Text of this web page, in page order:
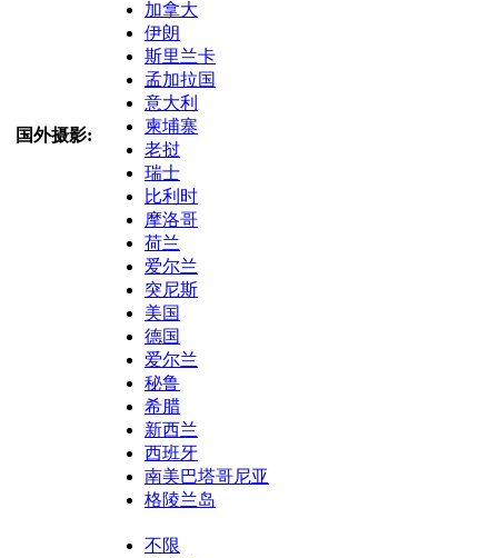
国外摄影:
加拿大
伊朗
斯里兰卡
孟加拉国
意大利
柬埔寨
老挝
瑞士
比利时
摩洛哥
荷兰
爱尔兰
突尼斯
美国
德国
爱尔兰
秘鲁
希腊
新西兰
西班牙
南美巴塔哥尼亚
格陵兰岛
不限